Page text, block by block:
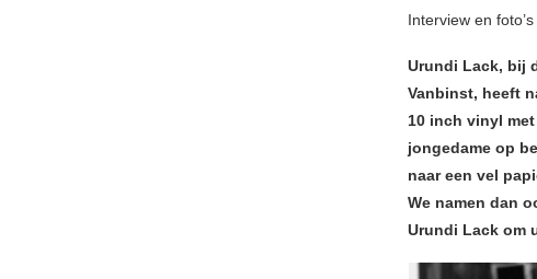
Interview en
Urundi Lack, bij
Vanbinst, heeft
10 inch vinyl
jongedame op
naar een vel
We namen dan
Urundi Lack om